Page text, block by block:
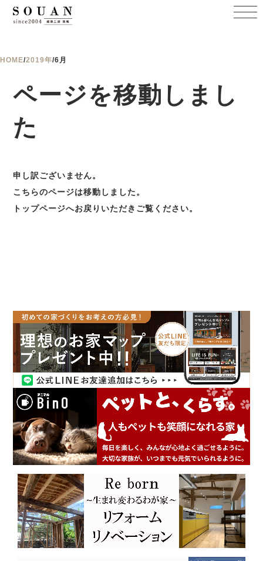
HOME/2019年/6月
ページを移動しまし
た
申し訳ございません。
こちらのページは移動しました。
トップページへお戻りいただきご覧ください。